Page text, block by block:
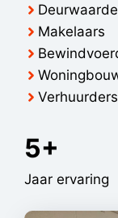
Makelaars
Verhuurders
5+
5+
Jaar ervaring